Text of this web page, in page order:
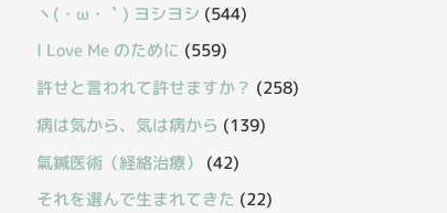
丶(・ω・｀) ヨシヨシ (544)
I Love Me のために (559)
許せと言われて許せますか？ (258)
病は気から、気は病から (139)
氣鍼医術（経絡治療）
(42)
それを選んで生まれてきた (22)